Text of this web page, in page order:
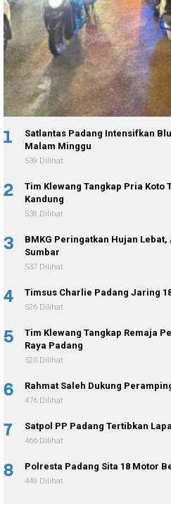
1
Satlantas Padang Intensifkan
Malam Minggu
539 Dilihat
2
Tim Klewang Tangkap Pria Koto
Kandung
538 Dilihat
3
BMKG Peringatkan Hujan
Sumbar
537 Dilihat
4 Timsus Charlie Padang Jaring
526 Dilihat
5
Tim Klewang Tangkap Remaja
Raya Padang
520 Dilihat
6 Rahmat Saleh Dukung
476 Dilihat
7 Satpol PP Padang Tertibkan
466 Dilihat
8 Polresta Padang Sita 18 Motor
449 Dilihat